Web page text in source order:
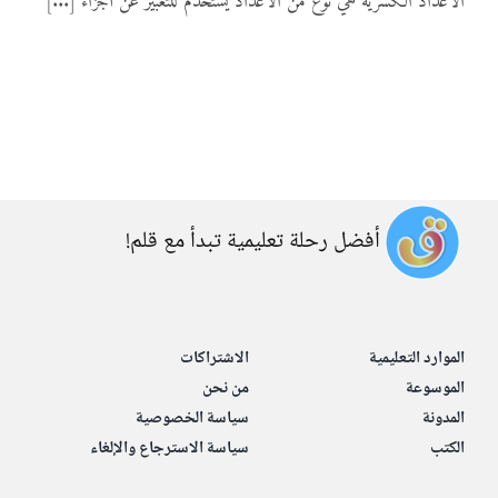
المواد
أفضل رحلة تعليمية تبدأ مع قلم!
الموارد التعليمية
الموسوعة
المدونة
الكتب
الاشتراكات
من نحن
سياسة الخصوصية
سياسة الاسترجاع والإلغاء